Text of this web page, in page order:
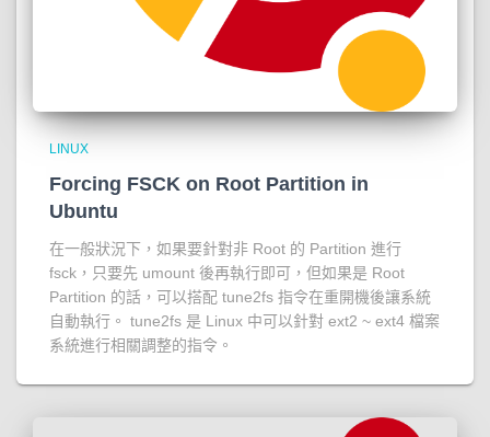
LINUX
Forcing FSCK on Root Partition in
Ubuntu
在一般狀況下，如果要針對非 Root 的 Partition 進行
fsck，只要先 umount 後再執行即可，但如果是 Root
Partition 的話，可以搭配 tune2fs 指令在重開機後讓系統
自動執行。 tune2fs 是 Linux 中可以針對 ext2 ~ ext4 檔案
系統進行相關調整的指令。